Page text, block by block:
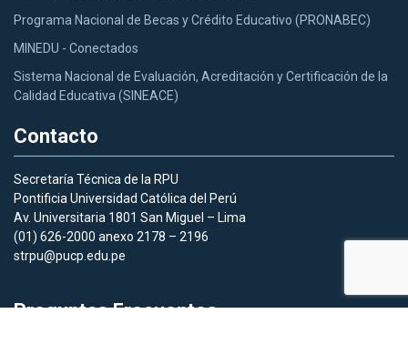
Programa Nacional de Becas y Crédito Educativo (PRONABEC)
MINEDU - Conectados
Sistema Nacional de Evaluación, Acreditación y Certificación de la
Calidad Educativa (SINEACE)
Contacto
Secretaría Técnica de la RPU
Pontificia Universidad Católica del Perú
Av. Universitaria 1801 San Miguel – Lima
(01) 626-2000 anexo 2178 – 2196
strpu@pucp.edu.pe
Preguntas Frecuentes